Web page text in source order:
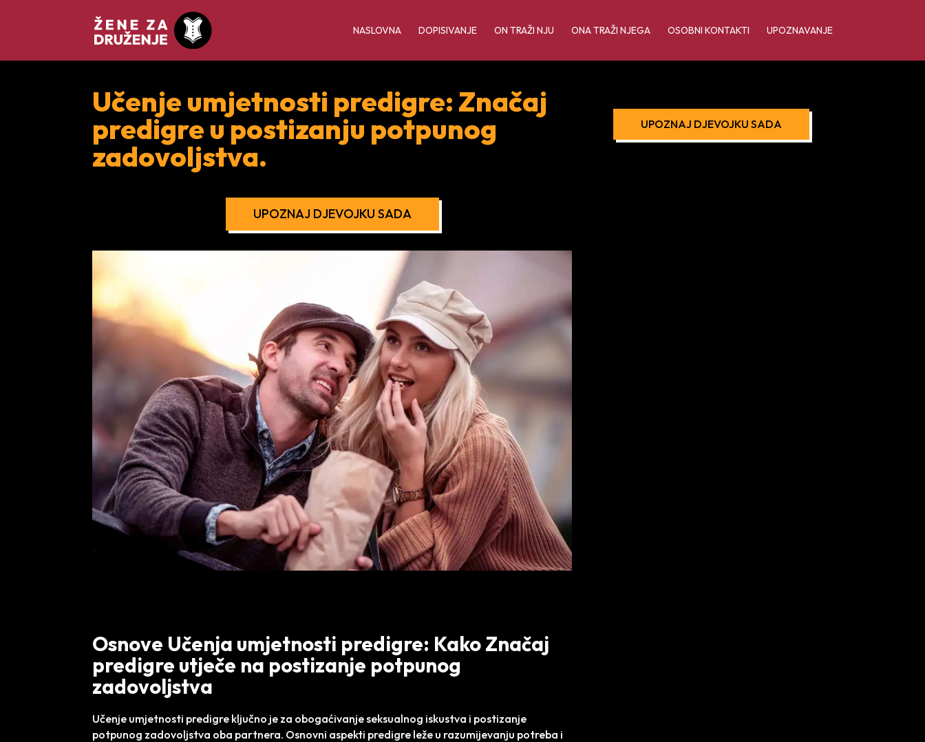
NASLOVNA DOPISIVANJE ON TRAŽI NJU ONA TRAŽI NJEGA OSOBNI KONTAKTI UPOZNAVANJE
Učenje umjetnosti predigre: Značaj
predigre u postizanju potpunog
zadovoljstva.
UPOZNAJ DJEVOJKU SADA
Osnove Učenja umjetnosti predigre: Kako Značaj
predigre utječe na postizanje potpunog
zadovoljstva
Učenje umjetnosti predigre ključno je za obogaćivanje seksualnog iskustva i postizanje
potpunog zadovoljstva oba partnera. Osnovni aspekti predigre leže u razumijevanju potreba i
UPOZNAJ DJEVOJKU SADA